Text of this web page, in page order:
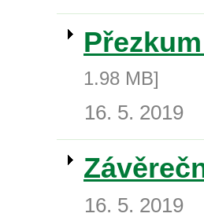
1.98 MB]
16. 5. 2019
16. 5. 2019